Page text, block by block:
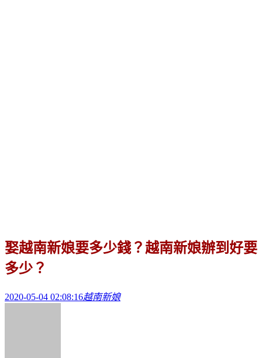
娶越南新娘要多少錢？越南新娘辦到好要
多少？
2020-05-04 02:08:16越南新娘